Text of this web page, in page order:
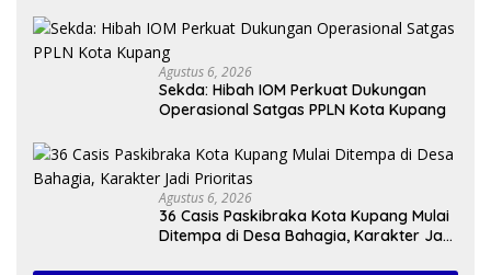
Agustus 6, 2026
Sekda: Hibah IOM Perkuat Dukungan
Operasional Satgas PPLN Kota Kupang
Agustus 6, 2026
36 Casis Paskibraka Kota Kupang Mulai
Ditempa di Desa Bahagia, Karakter Jadi